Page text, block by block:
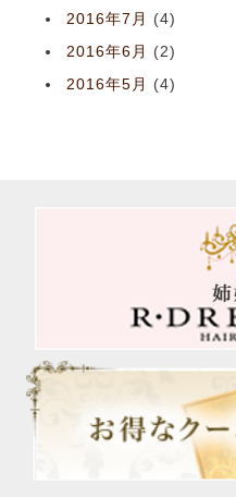
2016年7月
(4)
2016年6月
(2)
2016年5月
(4)